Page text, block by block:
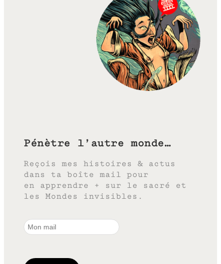
Pénètre l’autre monde…
Reçois mes histoires & actus
dans ta boîte mail pour
en apprendre + sur le sacré et
les Mondes invisibles.